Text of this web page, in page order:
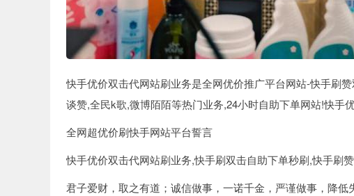
快手优价双击代网站刷业务是全网优价推广平台网站-快手刷
谈赞,全民k歌,微博陌陌等热门业务,24小时自助下单网站!快手
全网超优价刷快手网站平台誓言
快手优价双击代网站刷业务,快手刷双击自助下单秒刷,快手刷
君子爱财，取之有道；诚信做事，一诺千金，严谨做事，降低